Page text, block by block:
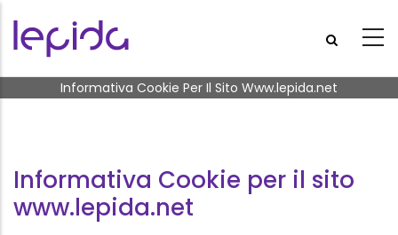
Briciole di pane
Informativa Cookie Per Il Sito Www.lepida.net
Informativa Cookie per il sito
www.lepida.net